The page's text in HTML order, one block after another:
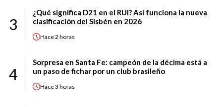
3
¿Qué significa D21 en el RUI? Así funciona la nueva
clasificación del Sisbén en 2026
Hace2 horas
4
Sorpresa en Santa Fe: campeón de la décima está a
un paso de fichar por un club brasileño
Hace3 horas